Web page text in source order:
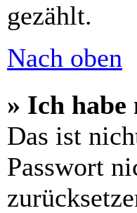
gezählt.
Nach oben
» Ich habe
Das ist
Passwort